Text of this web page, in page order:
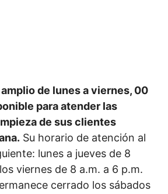
de lunes a viernes, 00
para atender las
de sus clientes
Su horario de atención al
lunes a jueves de 8
viernes de 8 a.m. a 6 p.m.
cerrado los sábados